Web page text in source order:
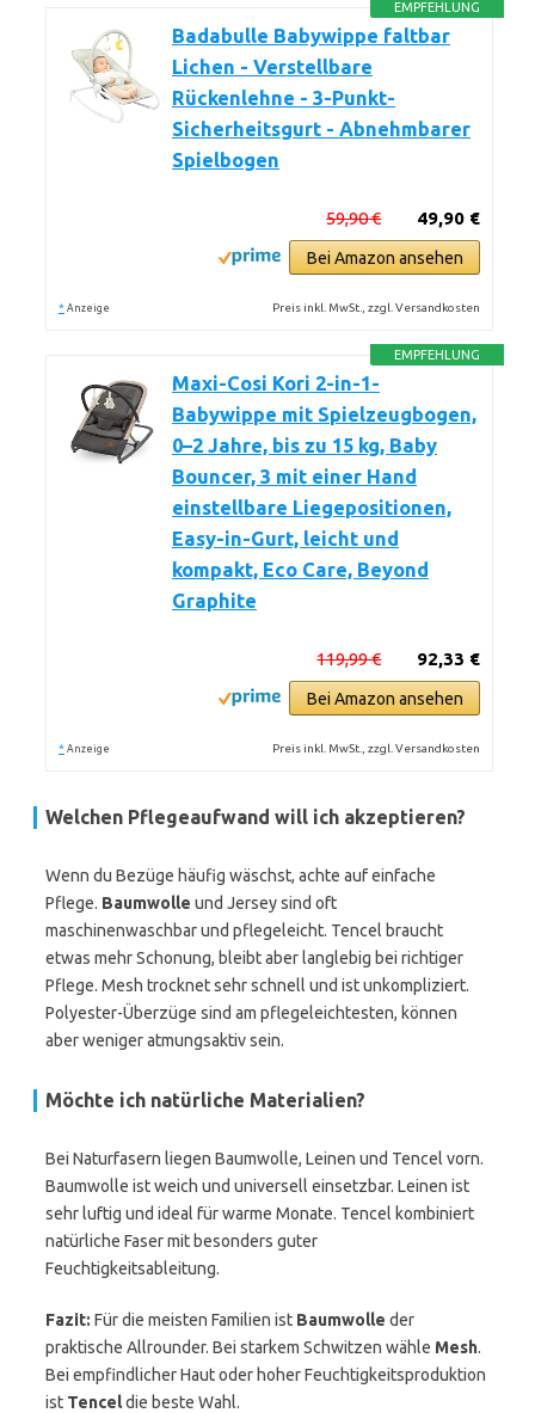
EMPFEHLUNG
Badabulle Babywippe faltbar
Lichen - Verstellbare
Rückenlehne - 3-Punkt-
Sicherheitsgurt - Abnehmbarer
Spielbogen
49,90 €
59,90 €
Bei Amazon ansehen
* Anzeige Preis inkl. MwSt., zzgl. Versandkosten
EMPFEHLUNG
Maxi-Cosi Kori 2-in-1-
Babywippe mit Spielzeugbogen,
0–2 Jahre, bis zu 15 kg, Baby
Bouncer, 3 mit einer Hand
einstellbare Liegepositionen,
Easy-in-Gurt, leicht und
kompakt, Eco Care, Beyond
Graphite
92,33 €
119,99 €
Bei Amazon ansehen
* Anzeige Preis inkl. MwSt., zzgl. Versandkosten
Welchen Pflegeaufwand will ich akzeptieren?
Wenn du Bezüge häufig wäschst, achte auf einfache
Pflege. Baumwolle und Jersey sind oft
maschinenwaschbar und pflegeleicht. Tencel braucht
etwas mehr Schonung, bleibt aber langlebig bei richtiger
Pflege. Mesh trocknet sehr schnell und ist unkompliziert.
Polyester-Überzüge sind am pflegeleichtesten, können
aber weniger atmungsaktiv sein.
Möchte ich natürliche Materialien?
Bei Naturfasern liegen Baumwolle, Leinen und Tencel vorn.
Baumwolle ist weich und universell einsetzbar. Leinen ist
sehr luftig und ideal für warme Monate. Tencel kombiniert
natürliche Faser mit besonders guter
Feuchtigkeitsableitung.
Fazit: Für die meisten Familien ist Baumwolle der
praktische Allrounder. Bei starkem Schwitzen wähle Mesh.
Bei empfindlicher Haut oder hoher Feuchtigkeitsproduktion
ist Tenceldie beste Wahl.